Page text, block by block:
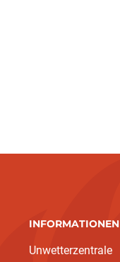
INFORMATIONEN
Unwetterzentrale